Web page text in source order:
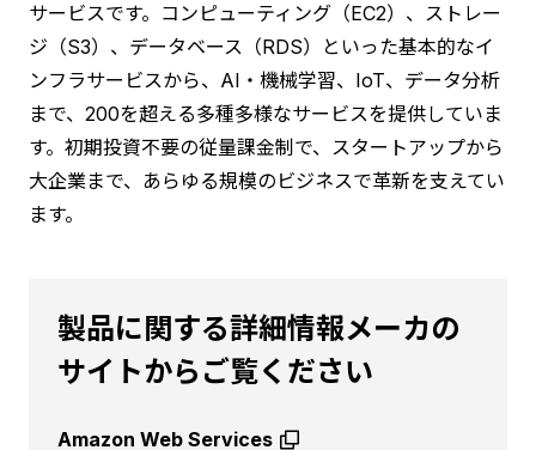
サービスです。コンピューティング（EC2）、ストレー
ジ（S3）、データベース（RDS）といった基本的なイ
ンフラサービスから、AI・機械学習、IoT、データ分析
まで、200を超える多種多様なサービスを提供していま
す。初期投資不要の従量課金制で、スタートアップから
大企業まで、あらゆる規模のビジネスで革新を支えてい
ます。
製品に関する詳細情報メーカの
サイトからご覧ください
Amazon Web Services